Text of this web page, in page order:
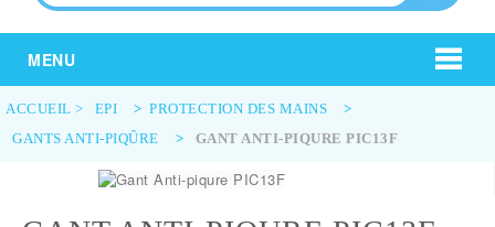
MENU
ACCUEIL > EPI > PROTECTION DES MAINS
>
GANTS ANTI-PIQÛRE
> GANT ANTI-PIQURE PIC13F